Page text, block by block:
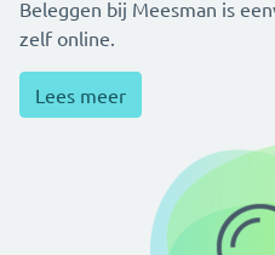
Beleggen bij Meesman is
zelf online.
Lees meer